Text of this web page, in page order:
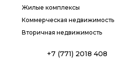
Жилые комплексы
Коммерческая недвижимость
Вторичная недвижимость
+7 (771) 2018 408